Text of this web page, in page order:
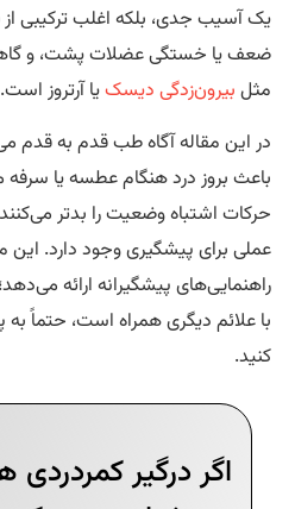
آسیب جدی، بلکه اغلب ترکیبی از
یا خستگی عضلات پشت، و گاهی
بیرون‌زدگی دیسکیا آرتروز است.
این مقاله آگاه طب قدم به قدم
بروز درد هنگام عطسه یا سرفه
اشتباه وضعیت را بدتر می‌کنند و
برای پیشگیری وجود دارد. این
پیشگیرانه ارائه می‌دهد؛
علائم دیگری همراه است، حتماً به